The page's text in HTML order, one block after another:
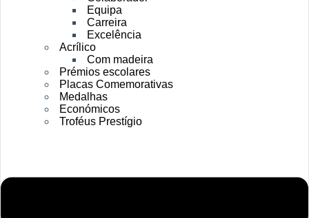
Equipa
Carreira
Excelência
Acrílico
Com madeira
Prémios escolares
Placas Comemorativas
Medalhas
Económicos
Troféus Prestígio